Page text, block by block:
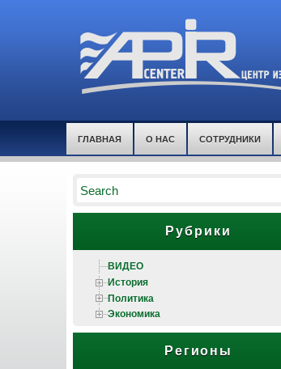
ГЛАВНАЯ О НАС СОТРУДНИКИ
Рубрики
ВИДЕО
История
Политика
Экономика
Регионы